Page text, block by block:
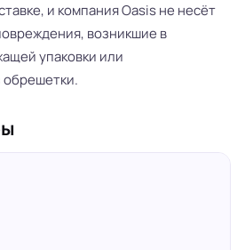
и компания Oasis не несёт
возникшие в
упаковки или
обрешетки.